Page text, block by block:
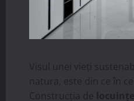
Visul unei vieți
natura, este din ce în ce
Construcția de